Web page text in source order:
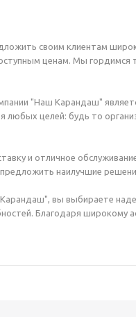
своим клиентам
ценам. Мы
"Наш Карандаш"
целей: будь то
и отличное
наилучшие
вы выбираете
Благодаря широкому